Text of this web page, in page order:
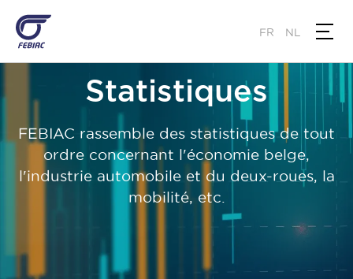
main
content
FR NL
Statistiques
FEBIAC rassemble des statistiques de tout
ordre concernant l'économie belge,
l'industrie automobile et du deux-roues, la
mobilité, etc.